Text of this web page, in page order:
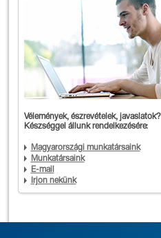
Vélemények, észrevételek, javaslatok?
Készséggel állunk rendelkezésére:
Magyarországi munkatársaink
Munkatársaink
E-mail
Írjon nekünk